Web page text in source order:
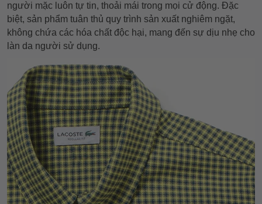
người mặc luôn tự tin, thoải mái trong mọi cử động. Đặc
biệt, sản phẩm tuân thủ quy trình sản xuất nghiêm ngặt,
không chứa các hóa chất độc hại, mang đến sự dịu nhẹ cho
làn da người sử dụng.